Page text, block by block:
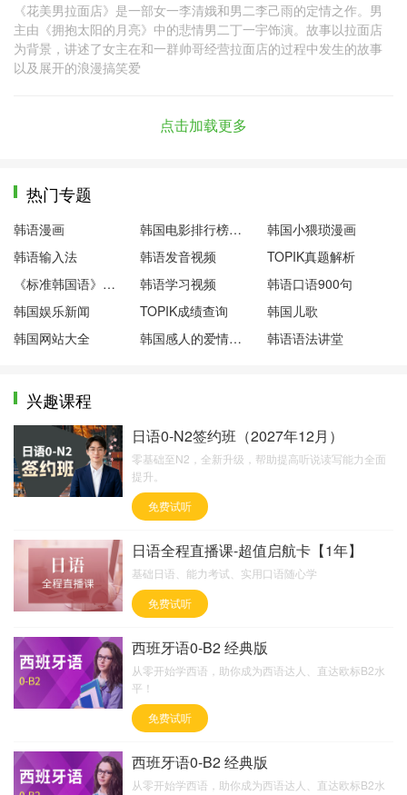
《花美男拉面店》是一部女一李清娥和男二李己雨的定情之作。男
主由《拥抱太阳的月亮》中的悲情男二丁一宇饰演。故事以拉面店
为背景，讲述了女主在和一群帅哥经营拉面店的过程中发生的故事
以及展开的浪漫搞笑爱
点击加载更多
热门专题
韩语漫画 韩国电影排行榜前十名
韩国小猥琐漫画
韩语输入法
韩语发音视频
TOPIK真题解析
《标准韩国语》第一册
韩语学习视频
韩语口语900句
韩国娱乐新闻
TOPIK成绩查询
韩国儿歌
韩国网站大全
韩国感人的爱情电影 韩语语法讲堂
兴趣课程
日语0-N2签约班（2027年12月）
零基础至N2，全新升级，帮助提高听说读写能力全面
提升。
免费试听
日语全程直播课-超值启航卡【1年】
基础日语、能力考试、实用口语随心学
免费试听
西班牙语0-B2 经典版
从零开始学西语，助你成为西语达人、直达欧标B2水
平！
免费试听
西班牙语0-B2 经典版
从零开始学西语，助你成为西语达人、直达欧标B2水